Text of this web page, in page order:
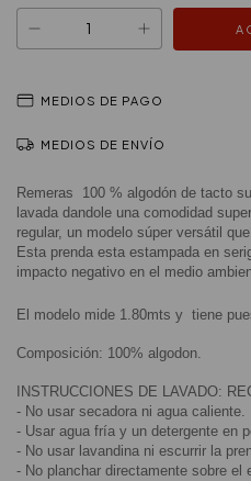
MEDIOS DE PAGO
MEDIOS DE ENVÍO
Remeras  100 % algodón de tacto
lavada dandole una comodidad
regular, un modelo súper versátil
Esta prenda esta estampada en
impacto negativo en el medio
El modelo mide 1.80mts y  tiene
Composición: 100% algodon.
INSTRUCCIONES DE LAVADO:
- No usar secadora ni agua caliente.
- Usar agua fría y un detergente en
- No usar lavandina ni escurrir la
- No planchar directamente sobre el